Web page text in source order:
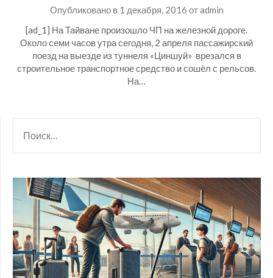
Опубликовано в 1 декабря, 2016 отadmin
[ad_1] На Тайване произошло ЧП на железной дороге.
Около семи часов утра сегодня, 2 апреля пассажирский
поезд на выезде из туннеля «Циншуй» врезался в
строительное транспортное средство и сошёл с рельсов.
На…